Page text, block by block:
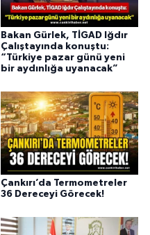
Bakan Gürlek, TİGAD Iğdır
Çalıştayında konuştu:
“Türkiye pazar günü yeni
bir aydınlığa uyanacak”
Çankırı’da Termometreler
36 Dereceyi Görecek!